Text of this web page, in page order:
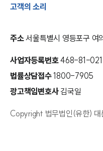
고객의 소리
주소서울특별시 영등포구 여
사업자등록번호468-81-
법률상담접수1800-7905
광고책임변호사 김국일
Copyright 법무법인(유한)